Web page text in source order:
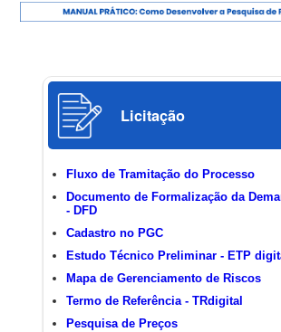
Licitação
Fluxo de Tramitação do Processo
Documento de Formalização da
- DFD
Cadastro no PGC
Estudo Técnico Preliminar - ETP
Mapa de Gerenciamento de Riscos
Termo de Referência - TRdigital
Pesquisa de Preços